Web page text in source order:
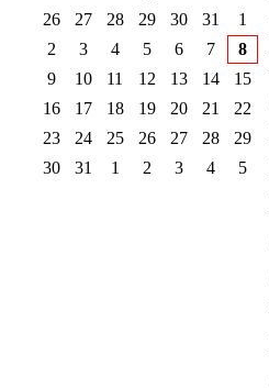
26
27 28 29 30 31
1
2
3 4 5 6 7
8
9
10 11 12 13 14
15
16
17 18 19 20 21
22
23
24 25 26 27 28
29
30
31 1 2 3 4 5